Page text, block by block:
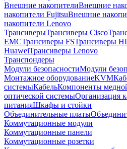
Внешние накопителиВнешние
накопители FujitsuВнешние
накопители Lenovo
ТрансиверыТрансиверы Cisco
EMCТрансиверы FSТрансиверы
HuaweiТрансиверы Lenovo
Транспондеры
Модули безопасностиМодули
Монтажное оборудованиеKVM
системыКабельКомпоненты
оптической системыОрганизация
питанияШкафы и стойки
Объединительные платы
Коммутационные модули
Коммутационные панели
Коммутационные розетки